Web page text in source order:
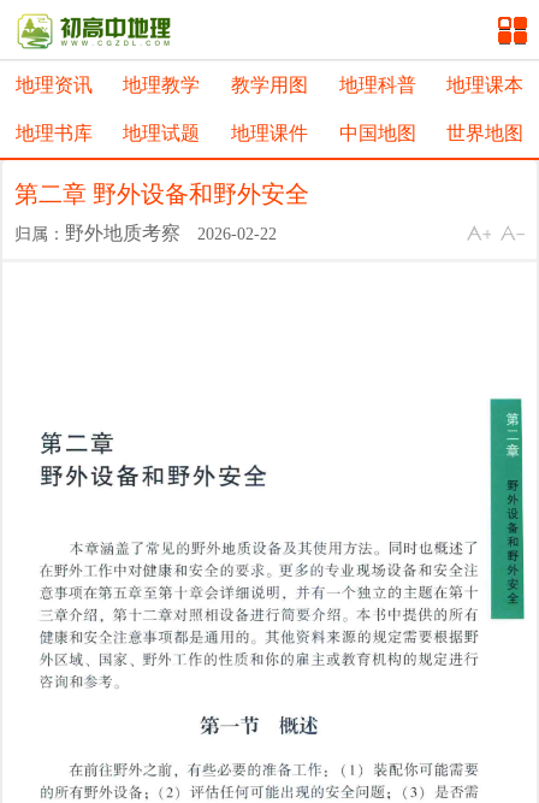
地理资讯 地理教学 教学用图 地理科普 地理课本
地理书库 地理试题 地理课件 中国地图 世界地图
第二章 野外设备和野外安全
归属： 野外地质考察 2026-02-22